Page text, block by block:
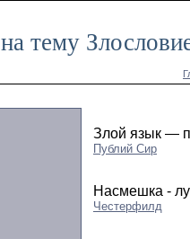
на тему
Злой язык —
Публий Сир
Насмешка -
Честерфилд